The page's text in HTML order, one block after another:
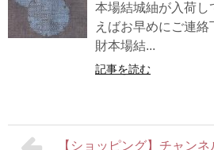
本場結城紬が入荷し
えばお早めにご連
財本場結...
記事を読む
【ショッピング】チャン